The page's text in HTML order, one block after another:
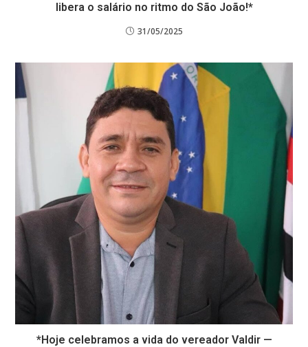
libera o salário no ritmo do São João!*
31/05/2025
*Hoje celebramos a vida do vereador Valdir —